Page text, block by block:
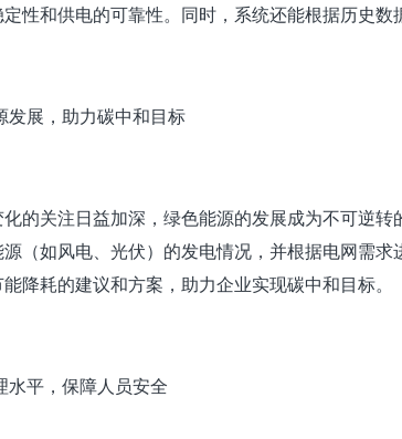
性和供电的可靠性。同时，系统还能根据历史
发展，助力碳中和目标
的关注日益加深，绿色能源的发展成为不可逆
（如风电、光伏）的发电情况，并根据电网需
降耗的建议和方案，助力企业实现碳中和目标。
水平，保障人员安全